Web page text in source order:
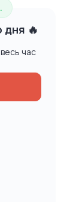
в IT
🔥
час